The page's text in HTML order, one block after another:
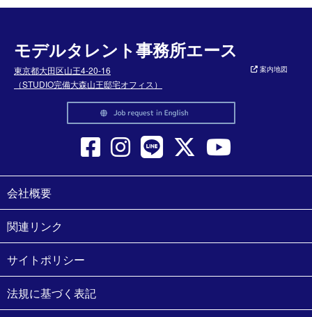
モデルタレント事務所エース
東京都大田区山王4-20-16
（STUDIO完備大森山王邸宅オフィス）
案内地図
会社概要
関連リンク
サイトポリシー
法規に基づく表記